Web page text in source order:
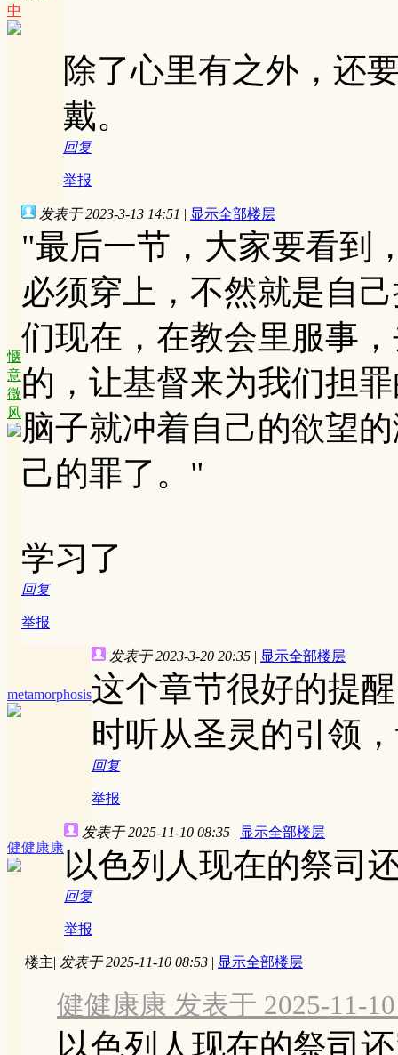
中
除了心里有之外，还
戴。
回复
举报
惬
意
微
风
发表于 2023-3-13 14:51 | 显示全部楼层
"最后一节，大家要看到
必须穿上，不然就是自
们现在，在教会里服事
的，让基督来为我们担
脑子就冲着自己的欲望
己的罪了。"
学习了
回复
举报
metamorphosis
发表于 2023-3-20 20:35 | 显示全部楼层
这个章节很好的提
时听从圣灵的引领
回复
举报
健健康康
发表于 2025-11-10 08:35 | 显示全部楼层
以色列人现在的祭司
回复
举报
楼主| 发表于 2025-11-10 08:53 | 显示全部楼层
健健康康 发表于 2025-11-
以色列人现在的祭司